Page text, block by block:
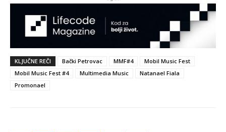
KLJUČNE REČI Bački Petrovac MMF#4
Mobil Music Fest
Mobil Music Fest #4
Multimedia Music
Natanael Fiala
Promonael